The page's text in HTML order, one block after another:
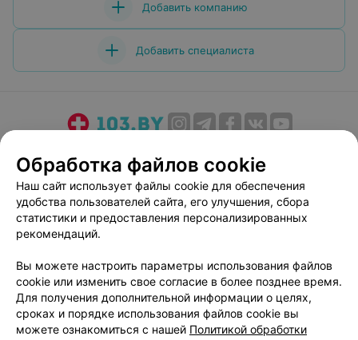
Добавить компанию
Добавить специалиста
Медицинский маркетинг
Публичный договор
Пользовательское соглашение
Способы оплаты
Вакансии
Партнеры
Написать руководителю 103.by
Персональные настройки cookie
Обработка персональных данных
Обработка файлов cookie
Наш сайт использует файлы cookie для обеспечения
удобства пользователей сайта, его улучшения, сбора
статистики и предоставления персонализированных
рекомендаций.
Вы можете настроить параметры использования файлов
cookie или изменить свое согласие в более позднее время.
Для получения дополнительной информации о целях,
сроках и порядке использования файлов cookie вы
можете ознакомиться с нашей Политикой обработки